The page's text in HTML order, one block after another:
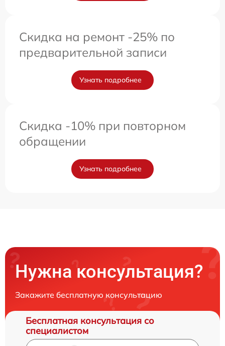
Скидка на ремонт -25% по
предварительной записи
Узнать подробнее
Скидка -10% при повторном
обращении
Узнать подробнее
Нужна консультация?
Закажите бесплатную консультацию
Бесплатная консультация со
специалистом